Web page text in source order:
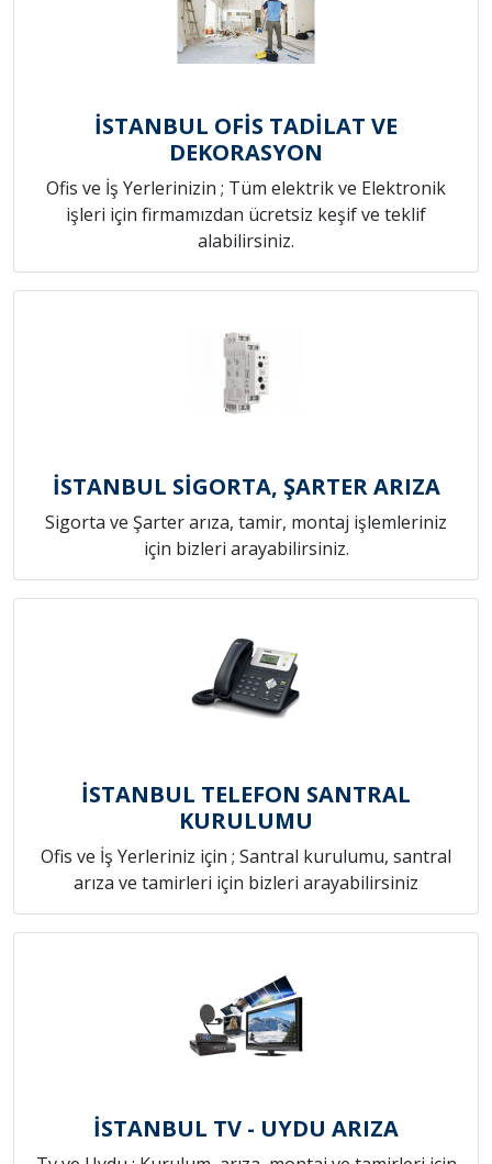
İSTANBUL OFİS TADİLAT VE
DEKORASYON
Ofis ve İş Yerlerinizin ; Tüm elektrik ve Elektronik
işleri için firmamızdan ücretsiz keşif ve teklif
alabilirsiniz.
İSTANBUL SİGORTA, ŞARTER ARIZA
Sigorta ve Şarter arıza, tamir, montaj işlemleriniz
için bizleri arayabilirsiniz.
İSTANBUL TELEFON SANTRAL
KURULUMU
Ofis ve İş Yerleriniz için ; Santral kurulumu, santral
arıza ve tamirleri için bizleri arayabilirsiniz
İSTANBUL TV - UYDU ARIZA